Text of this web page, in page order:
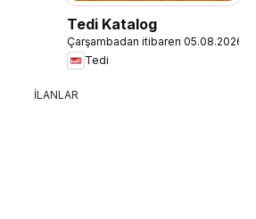
Tedi Katalog
Çarşambadan itibaren 05.08.2026
Tedi
İLANLAR